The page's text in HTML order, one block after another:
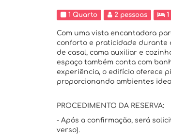
1 Quarto 2 pessoas
Com uma vista encantadora
conforto e praticidade durante
de casal, cama auxiliar e
espaço também conta com
experiência, o edifício oferece
proporcionando ambientes
PROCEDIMENTO DA RESERVA:
- Após a confirmação, será
verso).